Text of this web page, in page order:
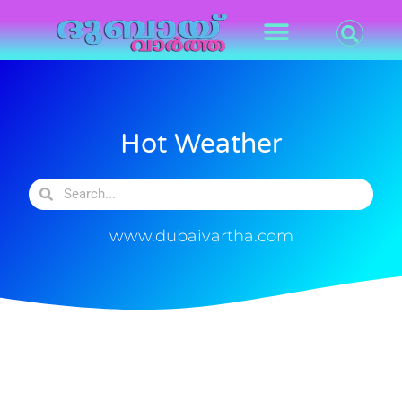
Hot Weather
www.dubaivartha.com